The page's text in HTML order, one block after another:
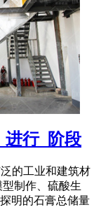
进行_阶段
的工业和建筑材
制作、硫酸生
明的石膏总储量